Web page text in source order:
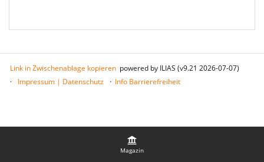
Magazin
Link in Zwischenablage kopieren powered by ILIAS (v9.21 2026-07-07)
Impressum | Datenschutz
Info Barrierefreiheit